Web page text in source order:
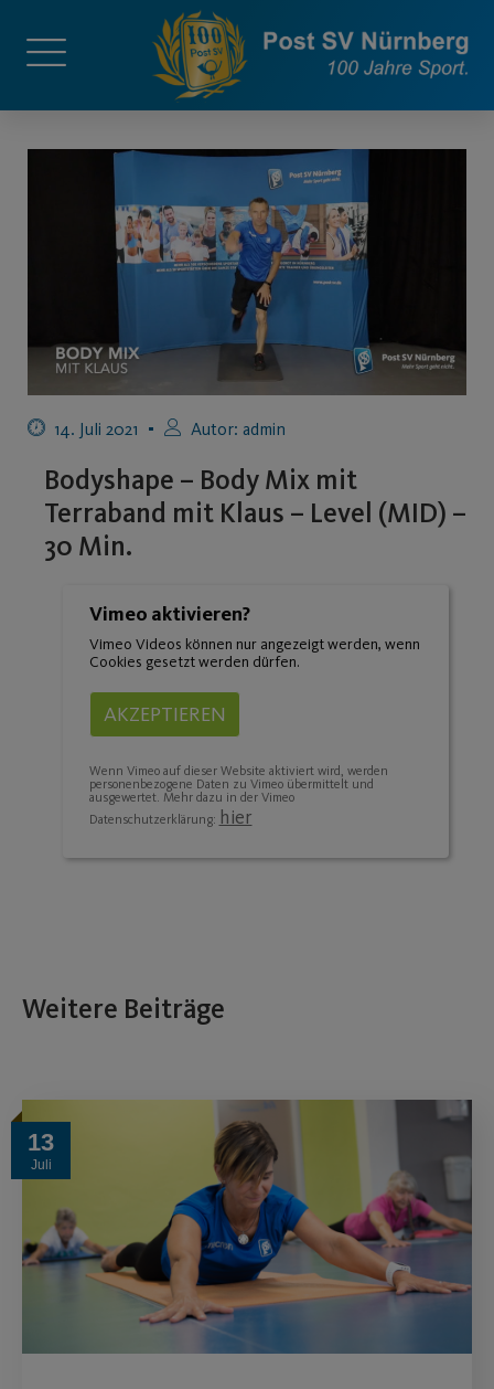
14. Juli 2021 Autor: admin
Bodyshape – Body Mix mit
Terraband mit Klaus – Level (MID) –
30 Min.
Vimeo aktivieren?
Vimeo Videos können nur angezeigt werden, wenn
Cookies gesetzt werden dürfen.
AKZEPTIEREN
Wenn Vimeo auf dieser Website aktiviert wird, werden
personenbezogene Daten zu Vimeo übermittelt und
ausgewertet. Mehr dazu in der Vimeo
Datenschutzerklärung: hier
Weitere Beiträge
13
Juli